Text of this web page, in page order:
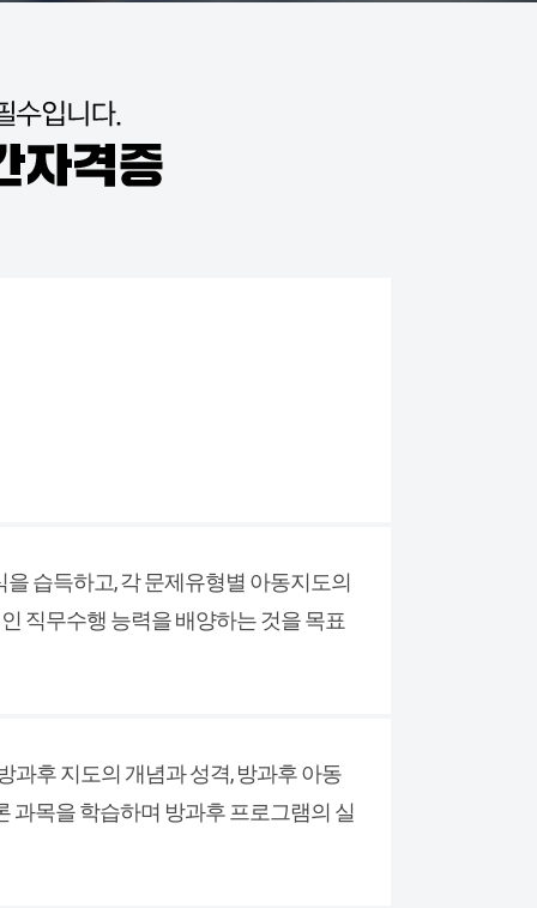
습득하고, 각 문제유형별 아동지도의
직무수행 능력을 배양하는 것을 목표
과후 지도의 개념과 성격, 방과후 아동
과목을 학습하며 방과후 프로그램의 실